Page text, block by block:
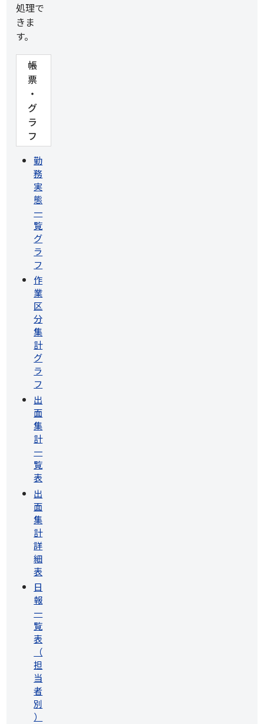
処理で
きま
す。
帳
票
・
グ
ラ
フ
勤
務
実
態
一
覧
グ
ラ
フ
作
業
区
分
集
計
グ
ラ
フ
出
面
集
計
一
覧
表
出
面
集
計
詳
細
表
日
報
一
覧
表
（
担
当
者
別
）